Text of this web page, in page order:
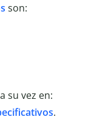
son:
su vez en:
.